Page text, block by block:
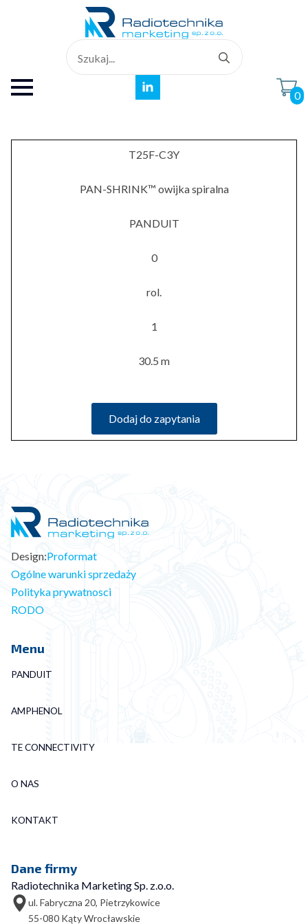
for:
0
T25F-C3Y
PAN-SHRINK™ owijka spiralna
PANDUIT
0
rol.
1
30.5 m
Dodaj do zapytania
Design:Proformat
Ogólne warunki sprzedaży
Polityka prywatnosci
RODO
Menu
PANDUIT
AMPHENOL
TE CONNECTIVITY
O NAS
KONTAKT
Dane firmy
Radiotechnika Marketing Sp. z.o.o.
ul. Fabryczna 20, Pietrzykowice
55-080 Kąty Wrocławskie